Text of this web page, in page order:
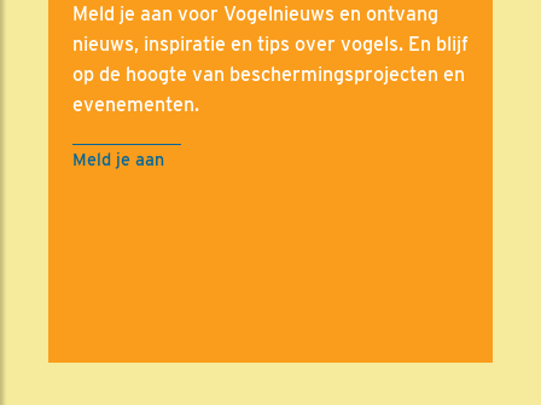
Meld je aan voor Vogelnieuws en ontvang
nieuws, inspiratie en tips over vogels. En blijf
op de hoogte van beschermingsprojecten en
evenementen.
Meld je aan